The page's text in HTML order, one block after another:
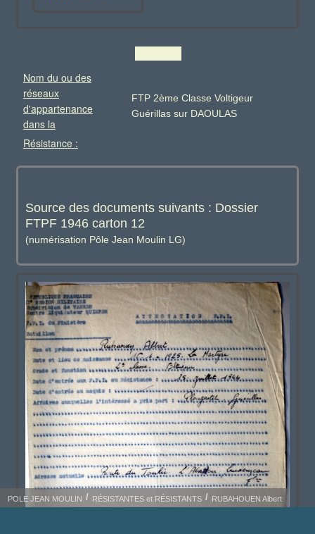
Nom du ou des
réseaux
d'appartenance
dans la
Résistance :
FTP 2ème Classe Voltigeur
Guérillas sur DAOULAS
Source des documents suivants : Dossier
FTPF 1946 carton 12
(numérisation Pôle Jean Moulin LG)
POLE JEAN MOULIN RÉSISTANTES et RÉSISTANTS RUBAHOUEN Albert